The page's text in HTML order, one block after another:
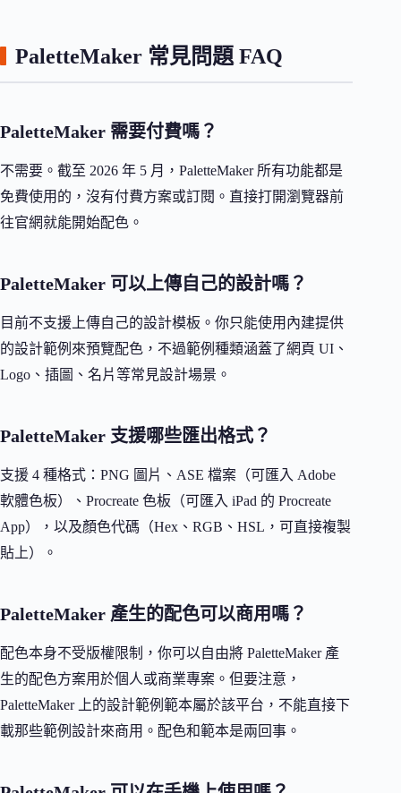
PaletteMaker 常見問題 FAQ
PaletteMaker 需要付費嗎？
不需要。截至 2026 年 5 月，PaletteMaker 所有功能都是
免費使用的，沒有付費方案或訂閱。直接打開瀏覽器前
往官網就能開始配色。
PaletteMaker 可以上傳自己的設計嗎？
目前不支援上傳自己的設計模板。你只能使用內建提供
的設計範例來預覽配色，不過範例種類涵蓋了網頁 UI、
Logo、插圖、名片等常見設計場景。
PaletteMaker 支援哪些匯出格式？
支援 4 種格式：PNG 圖片、ASE 檔案（可匯入 Adobe
軟體色板）、Procreate 色板（可匯入 iPad 的 Procreate
App），以及顏色代碼（Hex、RGB、HSL，可直接複製
貼上）。
PaletteMaker 產生的配色可以商用嗎？
配色本身不受版權限制，你可以自由將 PaletteMaker 產
生的配色方案用於個人或商業專案。但要注意，
PaletteMaker 上的設計範例範本屬於該平台，不能直接下
載那些範例設計來商用。配色和範本是兩回事。